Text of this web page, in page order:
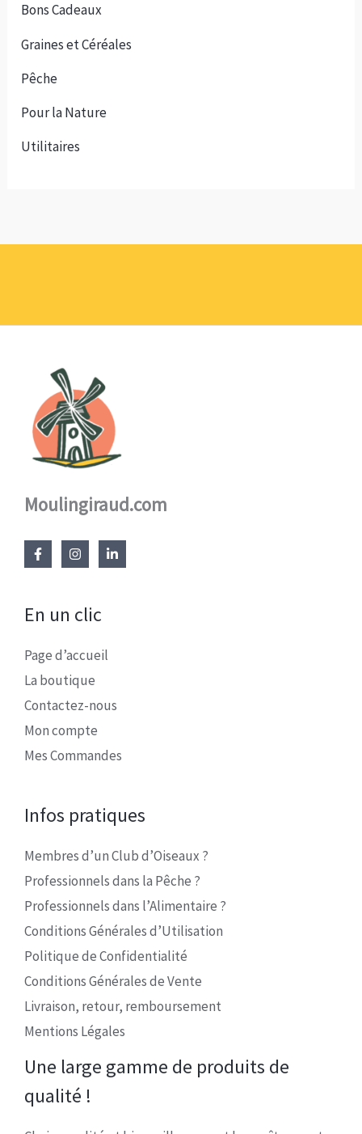
Bons Cadeaux
Graines et Céréales
Pêche
Pour la Nature
Utilitaires
Moulingiraud.com
En un clic
Page d’accueil
La boutique
Contactez-nous
Mon compte
Mes Commandes
Infos pratiques
Membres d’un Club d’Oiseaux ?
Professionnels dans la Pêche ?
Professionnels dans l’Alimentaire ?
Conditions Générales d’Utilisation
Politique de Confidentialité
Conditions Générales de Vente
Livraison, retour, remboursement
Mentions Légales
Une large gamme de produits de
qualité !